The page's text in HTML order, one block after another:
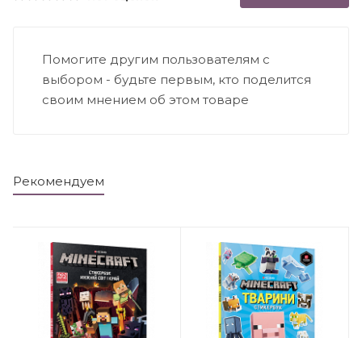
Помогите другим пользователям с
выбором - будьте первым, кто поделится
своим мнением об этом товаре
Рекомендуем